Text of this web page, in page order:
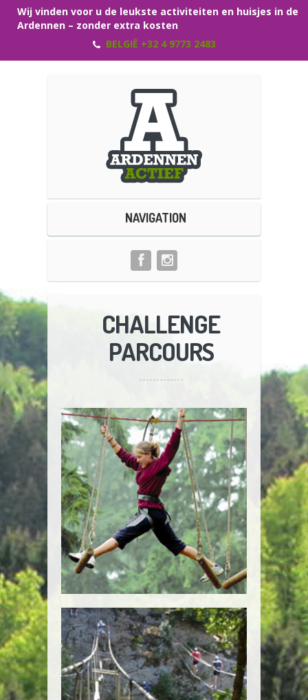
Wij vinden voor u de leukste activiteiten en huisjes in de
Ardennen – zonder extra kosten
BELGIË +32 4 9773 2483
NAVIGATION
CHALLENGE
PARCOURS